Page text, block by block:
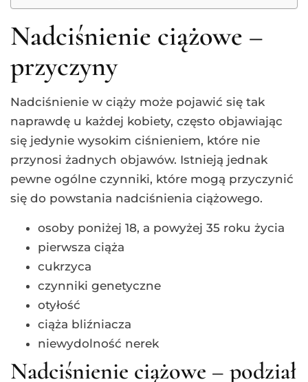
Nadciśnienie ciążowe –
przyczyny
Nadciśnienie w ciąży może pojawić się tak
naprawdę u każdej kobiety, często objawiając
się jedynie wysokim ciśnieniem, które nie
przynosi żadnych objawów. Istnieją jednak
pewne ogólne czynniki, które mogą przyczynić
się do powstania nadciśnienia ciążowego.
osoby poniżej 18, a powyżej 35 roku życia
pierwsza ciąża
cukrzyca
czynniki genetyczne
otyłość
ciąża bliźniacza
niewydolność nerek
Nadciśnienie ciążowe – podział